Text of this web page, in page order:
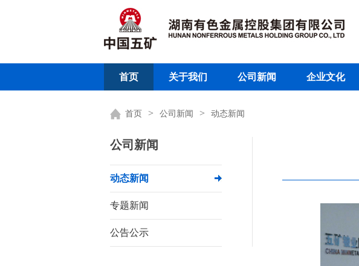
首页 关于我们 公司新闻 企业文化
首页 > 公司新闻 > 动态新闻
公司新闻
动态新闻
专题新闻
公告公示